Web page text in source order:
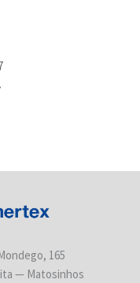
165
— Matosinhos